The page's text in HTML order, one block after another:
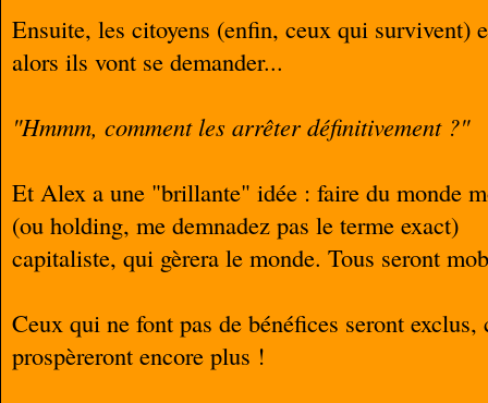
Ensuite, les citoyens (enfin, ceux qui survivent)
alors ils vont se demander...
"Hmmm, comment les arrêter définitivement ?"
Et Alex a une "brillante" idée : faire du monde
(ou holding, me demnadez pas le terme exact)
capitaliste, qui gèrera le monde. Tous seront
Ceux qui ne font pas de bénéfices seront
prospèreront encore plus !